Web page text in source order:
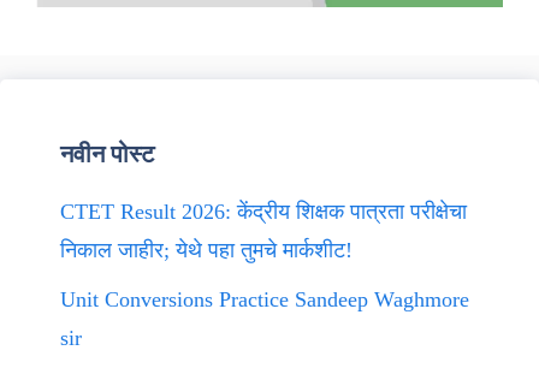
नवीन पोस्ट
CTET Result 2026: केंद्रीय शिक्षक पात्रता परीक्षेचा
निकाल जाहीर; येथे पहा तुमचे मार्कशीट!
Unit Conversions Practice Sandeep Waghmore
sir